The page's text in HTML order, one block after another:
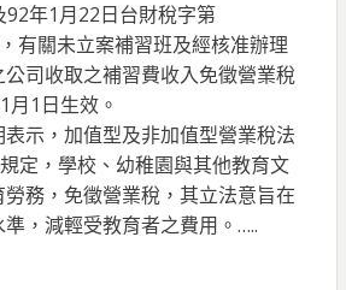
年1月22日台財稅字第
有關未立案補習班及經核准辦理
司收取之補習費收入免徵營業稅
月1日生效。
示，加值型及非加值型營業稅法
定，學校、幼稚園與其他教育文
務，免徵營業稅，其立法意旨在
，減輕受教育者之費用。…..